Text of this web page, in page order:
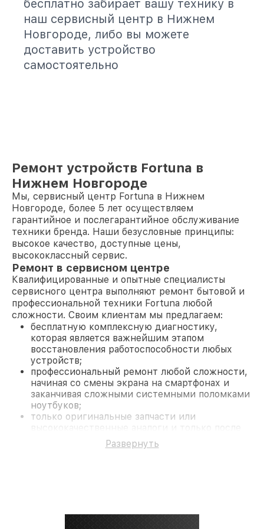
бесплатно забирает вашу технику в
наш сервисный центр в Нижнем
Новгороде, либо вы можете
доставить устройство
самостоятельно
Ремонт устройств Fortuna в
Нижнем Новгороде
Мы, сервисный центр Fortuna в Нижнем
Новгороде, более 5 лет осуществляем
гарантийное и послегарантийное обслуживание
техники бренда. Наши безусловные принципы:
высокое качество, доступные цены,
высококлассный сервис.
Ремонт в сервисном центре
Квалифицированные и опытные специалисты
сервисного центра выполняют ремонт бытовой и
профессиональной техники Fortuna любой
сложности. Своим клиентам мы предлагаем:
бесплатную комплексную диагностику,
которая является важнейшим этапом
восстановления работоспособности любых
устройств;
профессиональный ремонт любой сложности,
начиная со смены экрана на смартфонах и
заканчивая сложными системными поломками
ноутбуков;
только оригинальные запчасти или
согласования с клиентом.
На все работы и замененные комплектующие
Развернуть